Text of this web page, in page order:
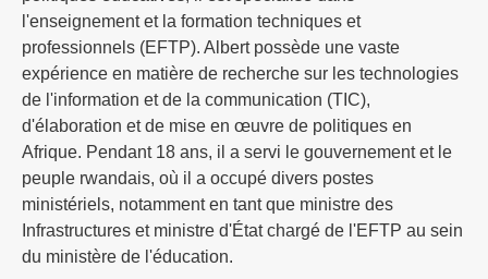
l'enseignement et la formation techniques et
professionnels (EFTP). Albert possède une vaste
expérience en matière de recherche sur les technologies
de l'information et de la communication (TIC),
d'élaboration et de mise en œuvre de politiques en
Afrique. Pendant 18 ans, il a servi le gouvernement et le
peuple rwandais, où il a occupé divers postes
ministériels, notamment en tant que ministre des
Infrastructures et ministre d'État chargé de l'EFTP au sein
du ministère de l'éducation.